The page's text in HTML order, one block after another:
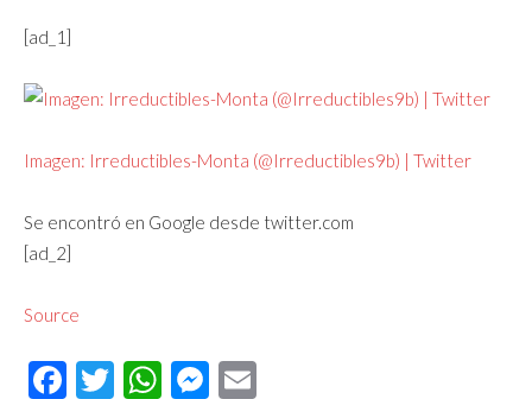
[ad_1]
Imagen: Irreductibles-Monta (@Irreductibles9b) | Twitter
Se encontró en Google desde twitter.com
[ad_2]
Source
Facebook
Twitter
WhatsApp
Messenger